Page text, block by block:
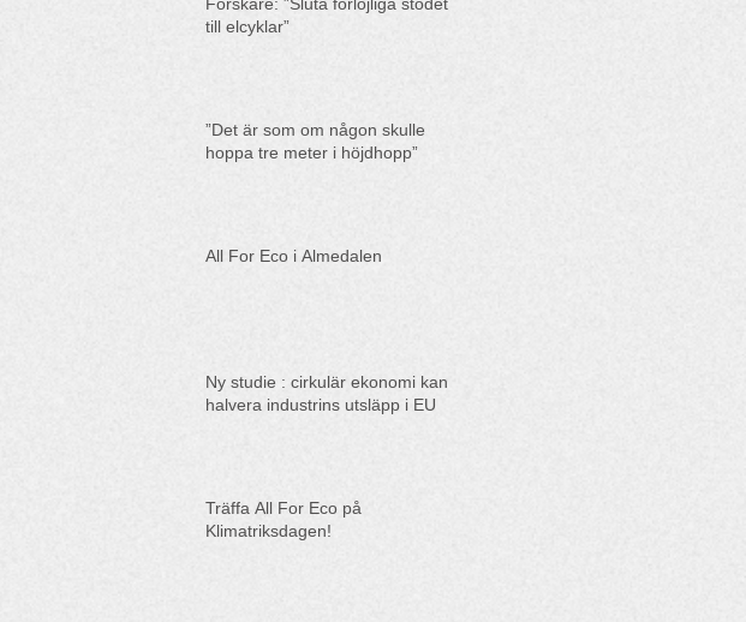
till elcyklar”
”Det är som om någon skulle
hoppa tre meter i höjdhopp”
All For Eco i Almedalen
Ny studie : cirkulär ekonomi kan
halvera industrins utsläpp i EU
Träffa All For Eco på
Klimatriksdagen!